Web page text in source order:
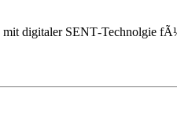
digitaler SENT‐Technolgie